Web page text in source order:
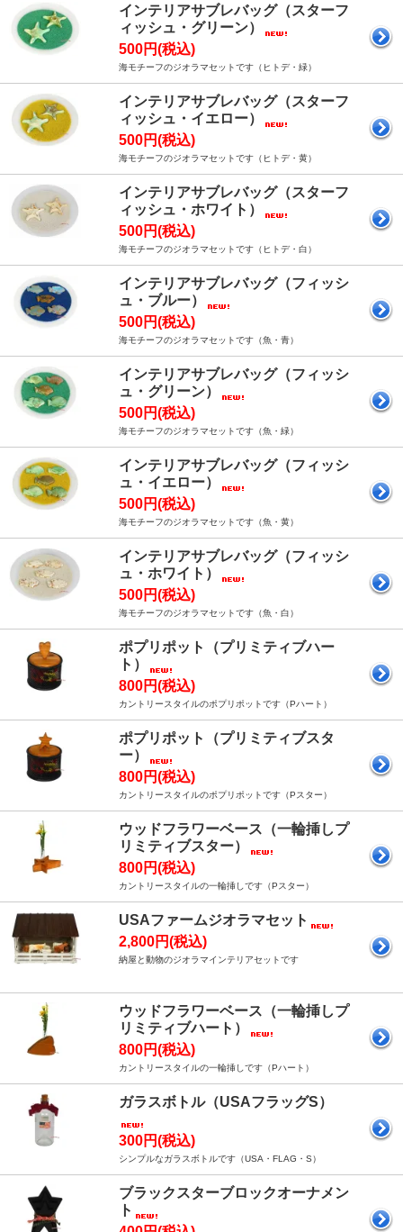
インテリアサブレバッグ（スターフ
ィッシュ・グリーン）
500円(税込)
海モチーフのジオラマセットです（ヒトデ・緑）
インテリアサブレバッグ（スターフ
ィッシュ・イエロー）
500円(税込)
海モチーフのジオラマセットです（ヒトデ・黄）
インテリアサブレバッグ（スターフ
ィッシュ・ホワイト）
500円(税込)
海モチーフのジオラマセットです（ヒトデ・白）
インテリアサブレバッグ（フィッシ
ュ・ブルー）
500円(税込)
海モチーフのジオラマセットです（魚・青）
インテリアサブレバッグ（フィッシ
ュ・グリーン）
500円(税込)
海モチーフのジオラマセットです（魚・緑）
インテリアサブレバッグ（フィッシ
ュ・イエロー）
500円(税込)
海モチーフのジオラマセットです（魚・黄）
インテリアサブレバッグ（フィッシ
ュ・ホワイト）
500円(税込)
海モチーフのジオラマセットです（魚・白）
ポプリポット（プリミティブハー
ト）
800円(税込)
カントリースタイルのポプリポットです（Pハート）
ポプリポット（プリミティブスタ
ー）
800円(税込)
カントリースタイルのポプリポットです（Pスター）
ウッドフラワーベース（一輪挿しプ
リミティブスター）
800円(税込)
カントリースタイルの一輪挿しです（Pスター）
USAファームジオラマセット
2,800円(税込)
納屋と動物のジオラマインテリアセットです
ウッドフラワーベース（一輪挿しプ
リミティブハート）
800円(税込)
カントリースタイルの一輪挿しです（Pハート）
ガラスボトル（USAフラッグS）
300円(税込)
シンプルなガラスボトルです（USA・FLAG・S）
ブラックスターブロックオーナメン
ト